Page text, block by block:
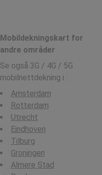
Mobildekningskart for
andre områder
Se også 3G / 4G / 5G
mobilnettdekning i :
Amsterdam
Rotterdam
Utrecht
Eindhoven
Tilburg
Groningen
Almere Stad